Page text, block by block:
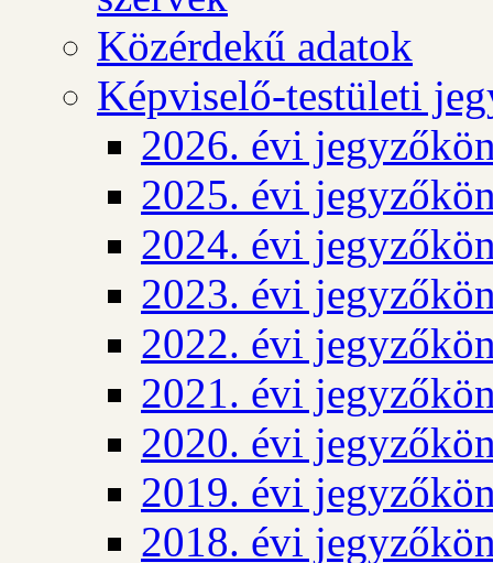
Közérdekű adatok
Képviselő-testületi
2026. évi
2025. évi
2024. évi
2023. évi
2022. évi
2021. évi
2020. évi
2019. évi
2018. évi